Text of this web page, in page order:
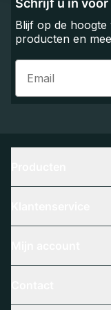
Schrijf u in
Blijf op de hoogte
producten en
Email